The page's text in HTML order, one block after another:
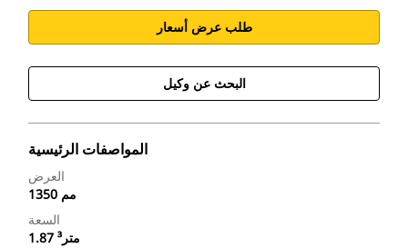
طلب عرض أسعار
البحث عن وكيل
المواصفات الرئيسية
العرض
1350 مم
السعة
1.87 متر³